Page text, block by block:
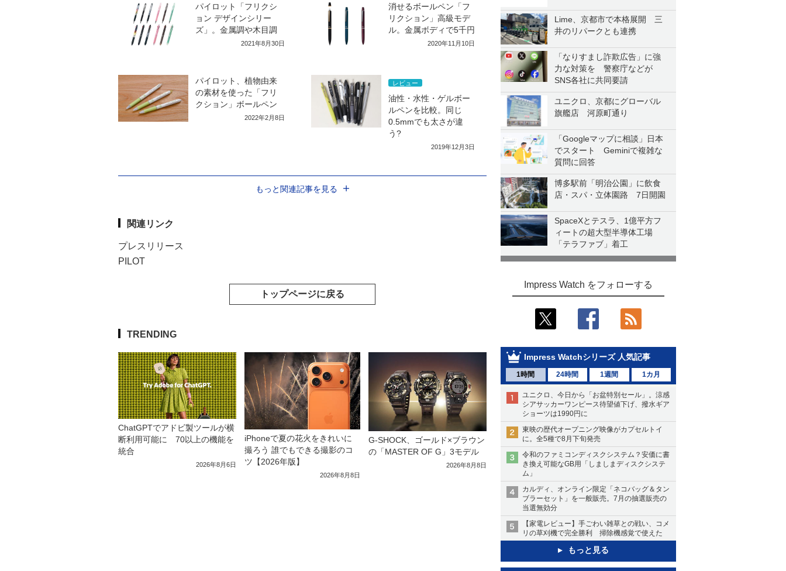
Lime、京都市で本格展開 三
井のリパークとも連携
「なりすまし詐欺広告」に強
力な対策を 警察庁などが
SNS各社に共同要請
ユニクロ、京都にグローバル
旗艦店 河原町通り
「Googleマップに相談」日本
でスタート Geminiで複雑な
質問に回答
博多駅前「明治公園」に飲食
店・スパ・立体園路 7日開園
SpaceXとテスラ、1億平方フ
ィートの超大型半導体工場
「テラファブ」着工
Impress Watch をフォローする
Impress Watchシリーズ 人気記事
1時間 24時間 1週間 1カ月
ユニクロ、今日から「お盆特別セール」。涼感
シアサッカーワンピース待望値下げ、撥水ギア
ショーツは1990円に
東映の歴代オープニング映像がカプセルトイ
に。全5種で8月下旬発売
令和のファミコンディスクシステム？安価に書
き換え可能なGB用「しましまディスクシステ
ム」
カルディ、オンライン限定「ネコバッグ＆タン
ブラーセット」を一般販売。7月の抽選販売の
当選無効分
【家電レビュー】手ごわい雑草との戦い、コメ
リの草刈機で完全勝利 掃除機感覚で使えた
もっと見る
パイロット「フリクシ
ョン デザインシリー
ズ」。金属調や木目調
2021年8月30日
消せるボールペン「フ
リクション」高級モデ
ル。金属ボディで5千円
2020年11月10日
パイロット、植物由来
の素材を使った「フリ
クション」ボールペン
2022年2月8日
レビュー
油性・水性・ゲルボー
ルペンを比較。同じ
0.5mmでも太さが違
う?
2019年12月3日
もっと関連記事を見る
関連リンク
プレスリリース
PILOT
トップページに戻る
TRENDING
ChatGPTでアドビ製ツールが横
断利用可能に 70以上の機能を
統合
2026年8月6日
iPhoneで夏の花火をきれいに
撮ろう 誰でもできる撮影のコ
ツ【2026年版】
2026年8月8日
G-SHOCK、ゴールド×ブラウン
の「MASTER OF G」3モデル
2026年8月8日